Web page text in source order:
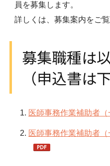
員を募集します。
詳しくは、募集案内をご覧
募集職種は
（申込書は
医師事務作業補助者（
医師事務作業補助者（